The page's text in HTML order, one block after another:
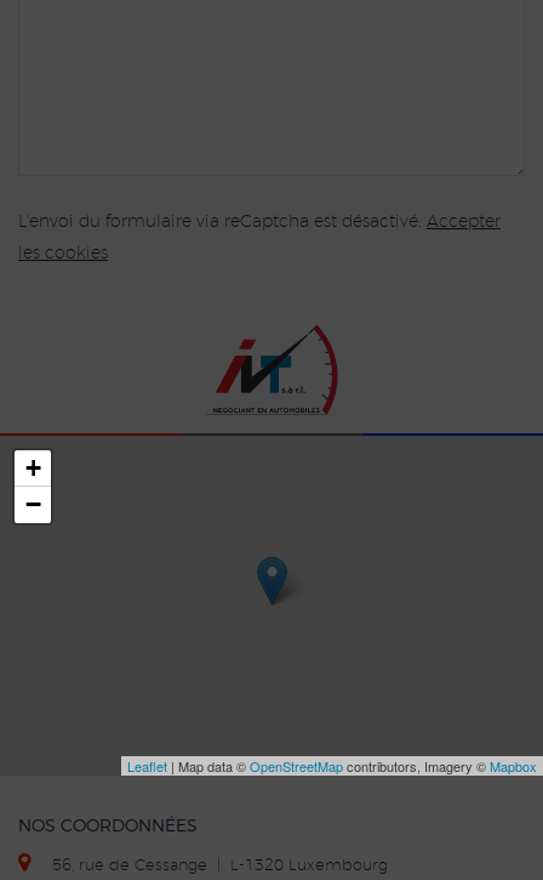
L'envoi du formulaire via reCaptcha est désactivé. Accepter
les cookies
+
−
Leaflet | Map data ©OpenStreetMapcontributors, Imagery ©Mapbox
NOS COORDONNÉES
56, rue de Cessange | L-1320 Luxembourg